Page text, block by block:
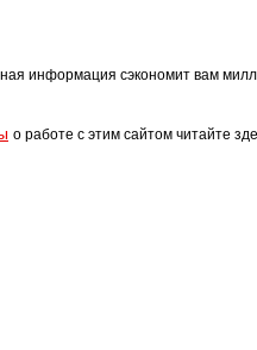
информация сэкономит вам
о работе с этим сайтом читайте